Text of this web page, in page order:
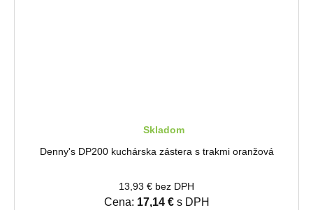
Skladom
Denny's DP200 kuchárska zástera s trakmi oranžová
13,93 € bez DPH
Cena: 17,14 €s DPH